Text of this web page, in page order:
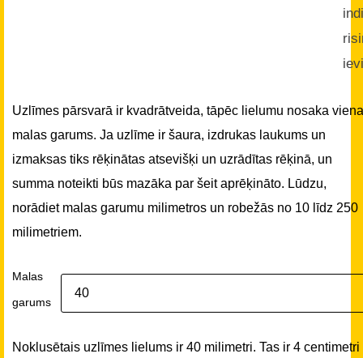
Uzlīmes pārsvarā ir kvadrātveida, tāpēc lielumu nosaka
malas garums. Ja uzlīme ir šaura, izdrukas laukums un
izmaksas tiks rēķinātas atsevišķi un uzrādītas rēķinā, un
summa noteikti būs mazāka par šeit aprēķināto. Lūdzu,
norādiet malas garumu milimetros un robežās no 10 līdz 250
milimetriem.
Malas
garums
Noklusētais uzlīmes lielums ir 40 milimetri. Tas ir 4 centimetri